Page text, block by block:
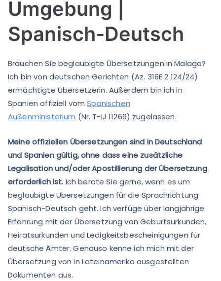
Umgebung |
Spanisch-Deutsch
Brauchen Sie beglaubigte Übersetzungen in Malaga?
Ich bin von deutschen Gerichten (Az. 316E 2 124/24)
ermächtigte Übersetzerin. Außerdem bin ich in
Spanien offiziell vomSpanischen
Außenministerium (Nr. T-IJ 11269) zugelassen.
Meine offiziellen Übersetzungen sind in Deutschland
und Spanien gültig, ohne dass eine zusätzliche
Legalisation und/oder Apostillierung der Übersetzung
erforderlich ist. Ich berate Sie gerne, wenn es um
beglaubigte Übersetzungen für die Sprachrichtung
Spanisch-Deutsch geht. Ich verfüge über langjährige
Erfahrung mit der Übersetzung von Geburtsurkunden,
Heiratsurkunden und Ledigkeitsbescheinigungen für
deutsche Ämter. Genauso kenne ich mich mit der
Übersetzung von in Lateinamerika ausgestellten
Dokumenten aus.